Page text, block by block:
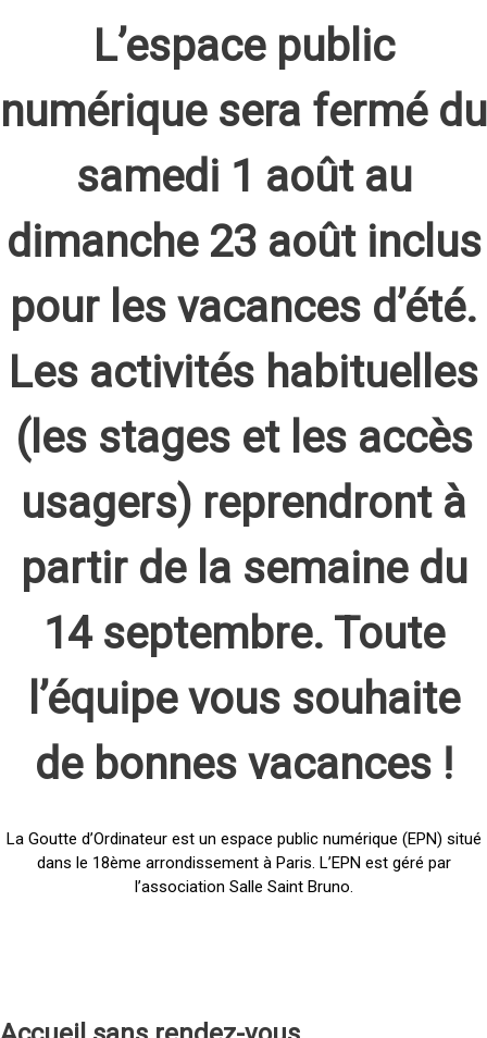
L’espace public
numérique sera fermé du
samedi 1 août au
dimanche 23 août inclus
pour les vacances d’été.
Les activités habituelles
(les stages et les accès
usagers) reprendront à
partir de la semaine du
14 septembre. Toute
l’équipe vous souhaite
de bonnes vacances !
La Goutte d’Ordinateur est un espace public numérique (EPN) situé
dans le 18ème arrondissement à Paris. L’EPN est géré par
l’association Salle Saint Bruno.